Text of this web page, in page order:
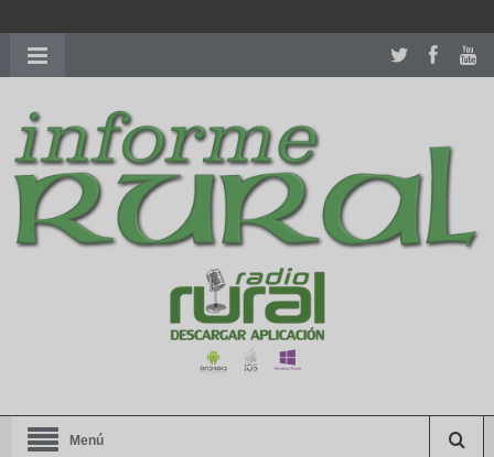
richardmillereplica
women.patekphilippe.tofor sale in usa recognized command with
dining room table ceremony. welcome to our
perfectwatches.is
shop. best youngsexdoll.comwith professional customer
services. 1: 1 design high
https://reallydiamond.com/
Menú